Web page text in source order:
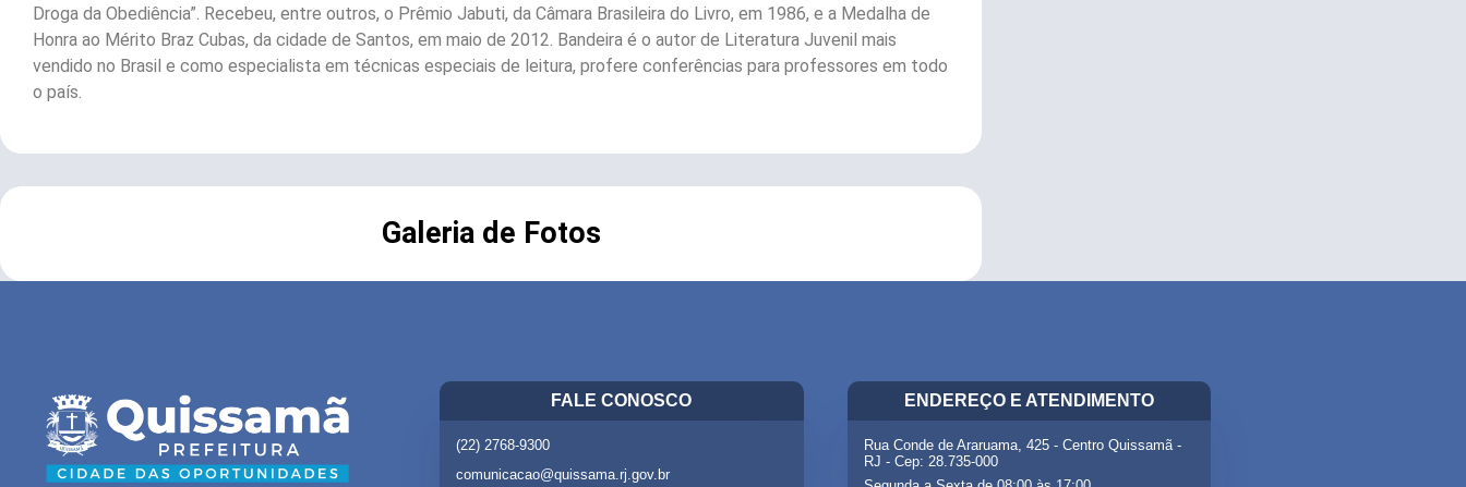
Droga da Obediência”. Recebeu, entre outros, o Prêmio Jabuti, da Câmara Brasileira do Livro, em 1986, e a Medalha de
Honra ao Mérito Braz Cubas, da cidade de Santos, em maio de 2012. Bandeira é o autor de Literatura Juvenil mais
vendido no Brasil e como especialista em técnicas especiais de leitura, profere conferências para professores em todo
o país.
Galeria de Fotos
FALE CONOSCO
(22) 2768-9300
comunicacao@quissama.rj.gov.br
ENDEREÇO E ATENDIMENTO
Rua Conde de Araruama, 425 - Centro Quissamã -
RJ - Cep: 28.735-000